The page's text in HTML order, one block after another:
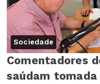
Sociedade
Comentadores
saúdam